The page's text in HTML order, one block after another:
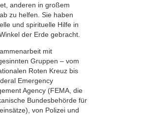
anderen in großem
zu helfen. Sie haben
und spirituelle Hilfe in
der Erde gebracht.
mit
Gruppen – vom
Roten Kreuz bis
Emergency
Agency (FEMA, die
Bundes­behörde für
von Polizei und